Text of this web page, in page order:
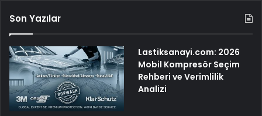
Son Yazılar
Lastiksanayi.com: 2026
Mobil Kompresör Seçim
Rehberi ve Verimlilik
Analizi